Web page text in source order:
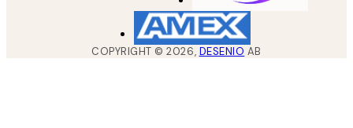
COPYRIGHT ©2026, DESENIO AB